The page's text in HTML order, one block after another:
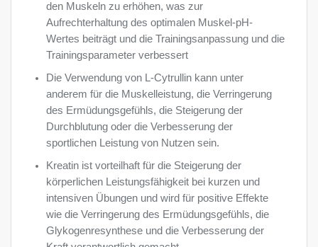
den Muskeln zu erhöhen, was zur
Aufrechterhaltung des optimalen Muskel-pH-
Wertes beiträgt und die Trainingsanpassung und die
Trainingsparameter verbessert
Die Verwendung von L-Cytrullin kann unter
anderem für die Muskelleistung, die Verringerung
des Ermüdungsgefühls, die Steigerung der
Durchblutung oder die Verbesserung der
sportlichen Leistung von Nutzen sein.
Kreatin ist vorteilhaft für die Steigerung der
körperlichen Leistungsfähigkeit bei kurzen und
intensiven Übungen und wird für positive Effekte
wie die Verringerung des Ermüdungsgefühls, die
Glykogenresynthese und die Verbesserung der